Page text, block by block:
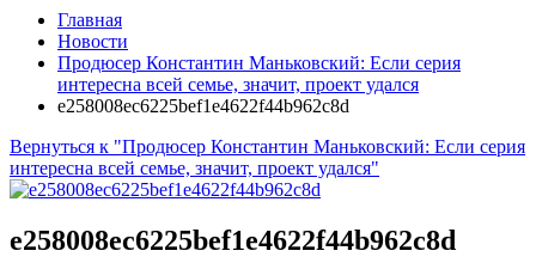
Главная
Новости
Продюсер Константин Маньковский: Если серия
интересна всей семье, значит, проект удался
e258008ec6225bef1e4622f44b962c8d
Вернуться к "Продюсер Константин Маньковский: Если серия
интересна всей семье, значит, проект удался"
e258008ec6225bef1e4622f44b962c8d